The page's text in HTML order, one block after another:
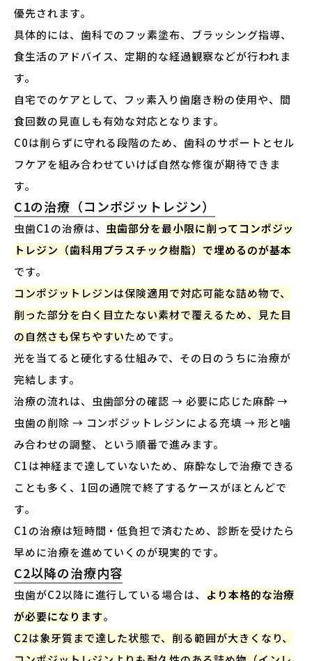
優先されます。
具体的には、歯科でのフッ素塗布、ブラッシング指導、
食生活のアドバイス、定期的な経過観察などが行われま
す。
自宅でのケアとして、フッ素入り歯磨き粉の使用や、間
食回数の見直しも有効な対応となります。
C0は削らずに守れる段階のため、歯科のサポートとセル
フケアを組み合わせていけば自然な修復が期待できま
す。
C1の治療（コンポジットレジン）
虫歯C1の治療は、 虫歯部分を最小限に削ってコンポジッ
トレジン（歯科用プラスチック樹脂）で埋めるのが基本
です。
コンポジットレジンは保険適用で対応可能な詰め物で、
削った部分を白く目立たない素材で覆えるため、見た目
の自然さも保ちやすいためです。
光を当てると硬化する仕組みで、その日のうちに治療が
完結します。
治療の流れは、虫歯部分の確認 → 必要に応じた麻酔 →
虫歯の削除 → コンポジットレジンによる充填 → 形と噛
み合わせの調整、という順番で進みます。
C1は神経まで達していないため、麻酔なしで治療できる
ことも多く、1回の通院で終了するケースがほとんどで
す。
C1の治療は短時間・低負担で済むため、診断を受けたら
早めに治療を進めていくのが現実的です。
C2以降の治療内容
虫歯がC2以降に進行している場合は、
より本格的な治療
が必要になります。
C2は象牙質まで達した状態で、削る範囲が大きくなり、